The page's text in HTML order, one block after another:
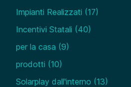
Impianti Realizzati (17)
Incentivi Statali (40)
per la casa (9)
prodotti (10)
Solarplay dall'interno (13)